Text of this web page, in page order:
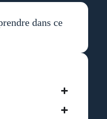
dans ce